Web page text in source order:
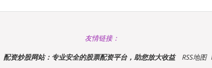
友情链接：
配资炒股网站：专业安全的股票配资平台，助您放大收益 RSS地图